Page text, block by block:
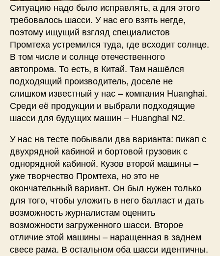
Ситуацию надо было исправлять, а для этого
требовалось шасси. У нас его взять негде,
поэтому ищущий взгляд специалистов
Промтеха устремился туда, где всходит солнце.
В том числе и солнце отечественного
автопрома. То есть, в Китай. Там нашёлся
подходящий производитель, доселе не
слишком известный у нас – компания Huanghai.
Среди её продукции и выбрали подходящие
шасси для будущих машин – Huanghai N2.
У нас на тесте побывали два варианта: пикап с
двухрядной кабиной и бортовой грузовик с
однорядной кабиной. Кузов второй машины –
уже творчество Промтеха, но это не
окончательный вариант. Он был нужен только
для того, чтобы уложить в него балласт и дать
возможность журналистам оценить
возможности загруженного шасси. Второе
отличие этой машины – наращенная в заднем
свесе рама. В остальном оба шасси идентичны.